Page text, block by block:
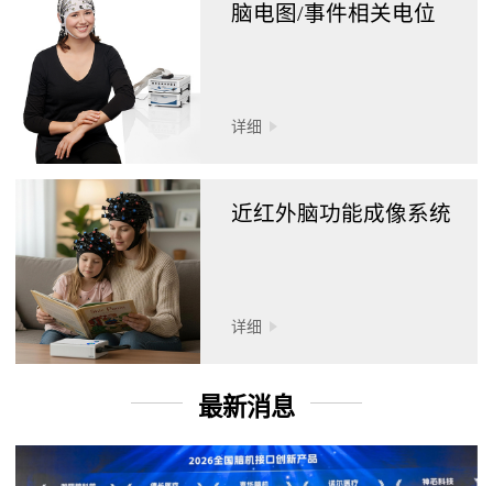
脑电图/事件相关电位
详细
近红外脑功能成像系统
详细
最新消息